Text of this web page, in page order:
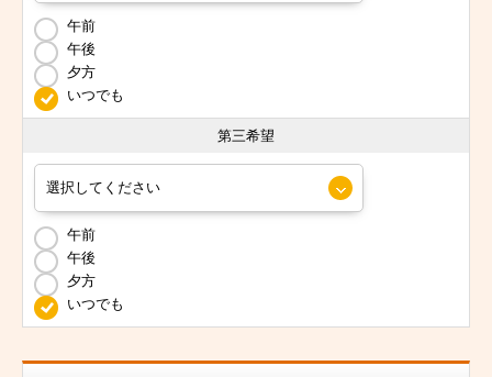
午前
午後
夕方
いつでも
第三希望
午前
午後
夕方
いつでも